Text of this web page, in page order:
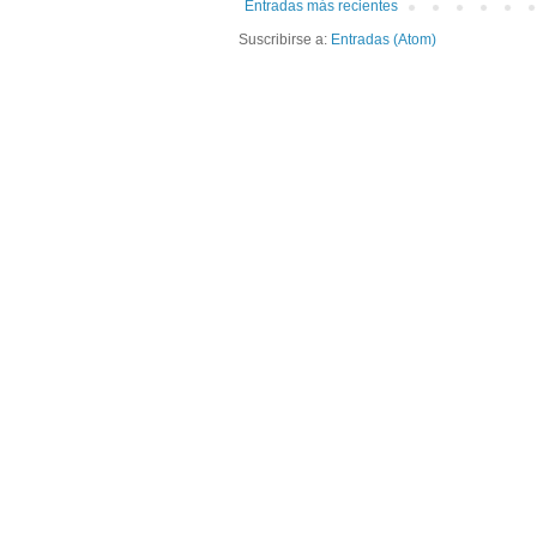
Entradas más recientes
Suscribirse a: Entradas (Atom)